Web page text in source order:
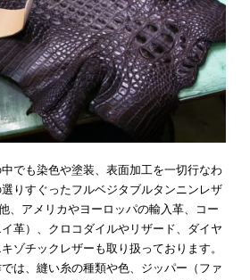
でも染色や塗装、表面加工を一切行なわ
りすぐったフルベジタブルタンニンレザ
、アメリカやヨーロッパの輸入革、コー
革）、クロコダイルやリザード、ダイヤ
ゾチックレザーも取り扱っております。
は、縫い糸の種類や色、ジッパー（ファ